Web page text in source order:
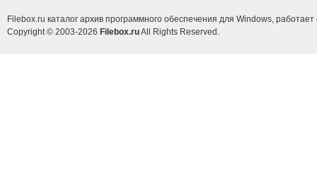
Filebox.ru каталог архив программного обеспечения для Windows, работает
Copyright © 2003-2026 Filebox.ruAll Rights Reserved.